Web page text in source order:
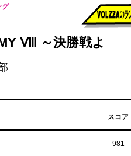
グ
前作までのスコア
Ⅷ ～決勝戦よ
スコア
981